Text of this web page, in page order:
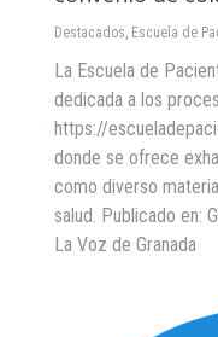
Destacados, Escuela de
La Escuela de
dedicada a los
https://
donde se ofrece
como diverso
salud. Publicado en:
La Voz de Granada